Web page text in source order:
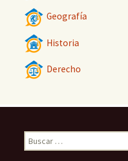
Geografía
Historia
Derecho
Buscar: